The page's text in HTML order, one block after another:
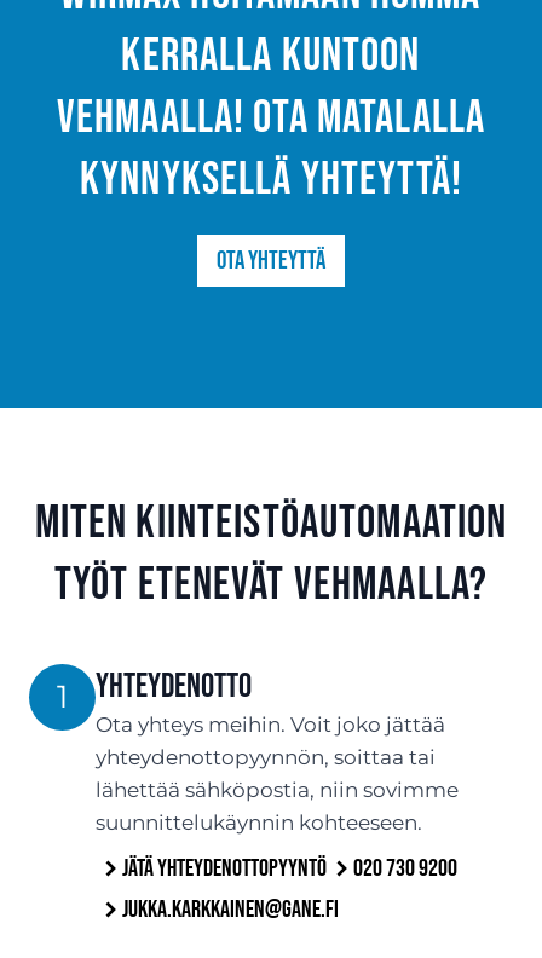
kerralla kuntoon
Vehmaalla! Ota matalalla
kynnyksellä yhteyttä!
Ota yhteyttä
Miten kiinteistöautomaation
työt etenevät Vehmaalla?
1 Yhteydenotto
Ota yhteys meihin. Voit joko jättää
yhteydenottopyynnön, soittaa tai
lähettää sähköpostia, niin sovimme
suunnittelukäynnin kohteeseen.
Jätä yhteydenottopyyntö
020 730 9200
jukka.karkkainen@gane.fi